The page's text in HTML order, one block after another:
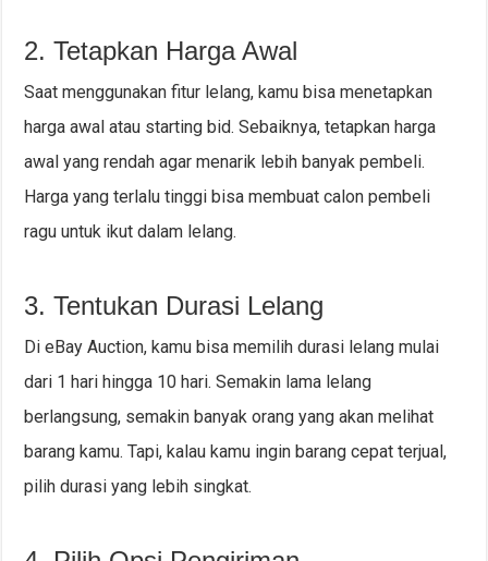
2. Tetapkan Harga Awal
Saat menggunakan fitur lelang, kamu bisa menetapkan
harga awal atau starting bid. Sebaiknya, tetapkan harga
awal yang rendah agar menarik lebih banyak pembeli.
Harga yang terlalu tinggi bisa membuat calon pembeli
ragu untuk ikut dalam lelang.
3. Tentukan Durasi Lelang
Di eBay Auction, kamu bisa memilih durasi lelang mulai
dari 1 hari hingga 10 hari. Semakin lama lelang
berlangsung, semakin banyak orang yang akan melihat
barang kamu. Tapi, kalau kamu ingin barang cepat terjual,
pilih durasi yang lebih singkat.